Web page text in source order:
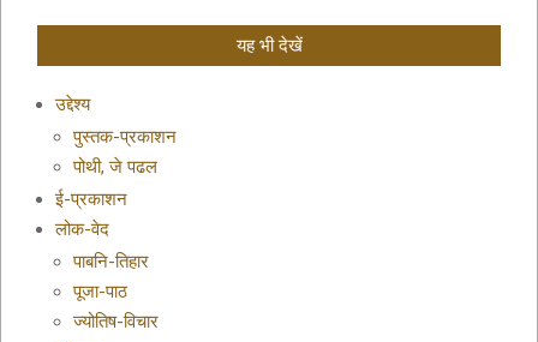
यह भी देखें
उद्देश्य
पुस्तक-प्रकाशन
पोथी, जे पढल
ई-प्रकाशन
लोक-वेद
पाबनि-तिहार
पूजा-पाठ
ज्योतिष-विचार